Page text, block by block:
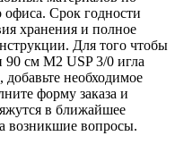
Срок годности
хранения и полное
Для того чтобы
90 см М2 USP 3/0 игла
необходимое
форму заказа и
в ближайшее
возникшие вопросы.